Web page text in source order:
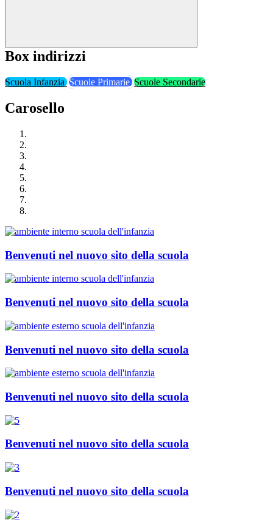
Box indirizzi
Scuola InfanziaScuole PrimarieScuole Secondarie
Carosello
Benvenuti nel nuovo sito della scuola
Benvenuti nel nuovo sito della scuola
Benvenuti nel nuovo sito della scuola
Benvenuti nel nuovo sito della scuola
Benvenuti nel nuovo sito della scuola
Benvenuti nel nuovo sito della scuola